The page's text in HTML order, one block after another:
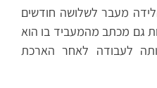
מעבר לשלושה חודשים
גם מכתב מהמעביד בו הוא
לעבודה לאחר הארכת